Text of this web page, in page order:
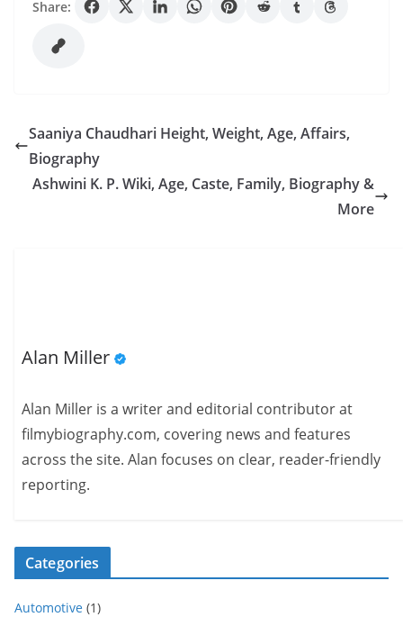
Share:
Saaniya Chaudhari Height, Weight, Age, Affairs,
Biography
Ashwini K. P. Wiki, Age, Caste, Family, Biography &
More
Alan Miller
Alan Miller is a writer and editorial contributor at
filmybiography.com, covering news and features
across the site. Alan focuses on clear, reader-friendly
reporting.
Categories
Automotive (1)